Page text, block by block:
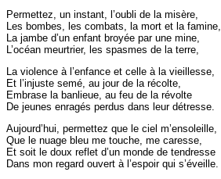
Permettez, un instant, l’oubli de la misère,
Les bombes, les combats, la mort et la famine,
La jambe d’un enfant broyée par une mine,
L’océan meurtrier, les spasmes de la terre,
Laviolence à l’enfance et celle à la vieillesse,
Et l’injuste semé, au jour de la récolte,
Embrase la banlieue, au feu de la révolte
De jeunes enragés perdus dans leur détresse.
Aujourd’hui, permettez que le ciel m’ensoleille,
Que le nuage bleu me touche, me caresse,
Et soit le doux reflet d’un monde de tendresse
Dans mon regard ouvert à l’espoir qui s’éveille.